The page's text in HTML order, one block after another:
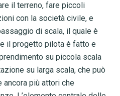
il terreno, fare piccoli
con la società civile, e
di scala, il quale è
il progetto pilota è fatto e
su piccola scala
su larga scala, che può
più attori che